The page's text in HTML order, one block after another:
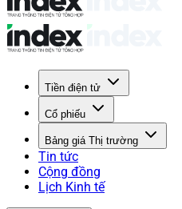
Tiền điện tử
Cổ phiếu
Bảng giá Thị trường
Tin tức
Cộng đồng
Lịch Kinh tế